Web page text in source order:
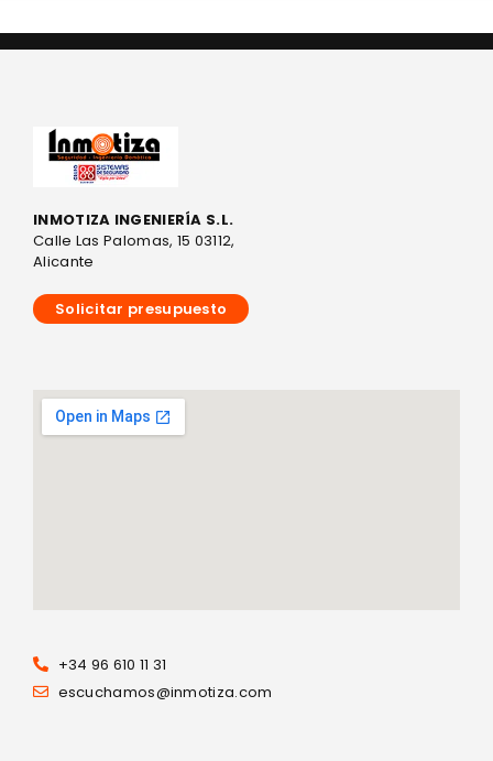
INMOTIZA INGENIERÍA S.L.
Calle Las Palomas, 15 03112,
Alicante
Solicitar presupuesto
+34 96 610 11 31
escuchamos@inmotiza.com